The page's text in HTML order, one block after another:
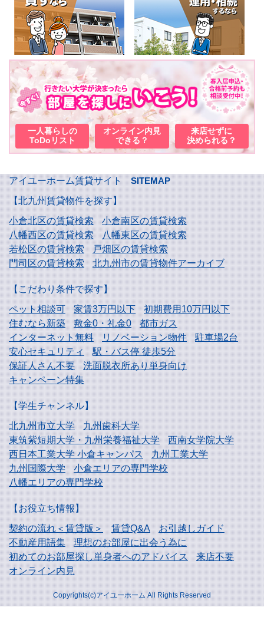
一人暮らしの
ToDoリスト
オンライン内見
できる？
来店せずに
決められる？
アイユーホーム賃貸サイト
SITEMAP
【北九州賃貸物件を探す】
小倉北区の賃貸検索
小倉南区の賃貸検索
八幡西区の賃貸検索
八幡東区の賃貸検索
若松区の賃貸検索
戸畑区の賃貸検索
門司区の賃貸検索
北九州市の賃貸物件アーカイブ
【こだわり条件で探す】
ペット相談可
家賃3万円以下
初期費用10万円以下
住むなら新築
敷金0・礼金0
都市ガス
インターネット無料
リノベーション物件
駐車場2台
安心セキュリティ
駅・バス停 徒歩5分
保証人さん不要
洗面脱衣所あり単身向け
キャンペーン特集
【学生チャンネル】
北九州市立大学
九州歯科大学
東筑紫短期大学・九州栄養福祉大学
西南女学院大学
西日本工業大学小倉キャンパス
九州工業大学
九州国際大学
小倉エリアの専門学校
八幡エリアの専門学校
【お役立ち情報】
契約の流れ＜賃貸版＞
賃貸Q&A
お引越しガイド
不動産用語集
理想のお部屋に出会う為に
初めてのお部屋探し単身者へのアドバイス
来店不要
オンライン内見
Copyrights(c)アイユーホーム All Rights Reserved